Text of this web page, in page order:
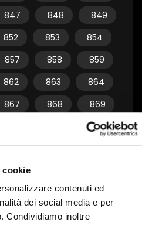
cookie
contenuti ed
dei social media e per
Condividiamo inoltre
847 848
849
852 853
854
857 858
859
862 863
864
867 868
869
874
877 878
879
882
887 888
889
892 893 894